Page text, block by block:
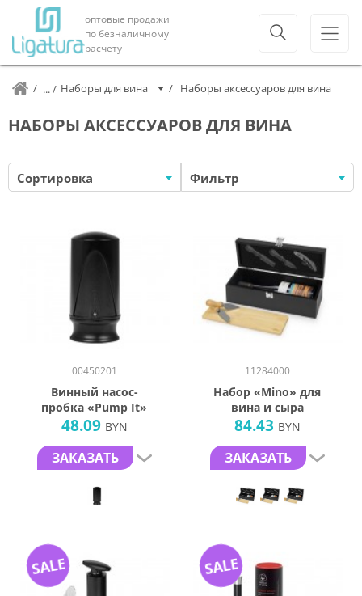
оптовые продажи
по безналичному
расчету
Наборы для вина Наборы аксессуаров для вина
НАБОРЫ АКСЕССУАРОВ ДЛЯ ВИНА
Сортировка Фильтр
00450201
Винный насос-
пробка «Pump It»
48.09 BYN
ЗАКАЗАТЬ
11284000
Набор «Mino» для
вина и сыра
84.43 BYN
ЗАКАЗАТЬ
SALE SALE